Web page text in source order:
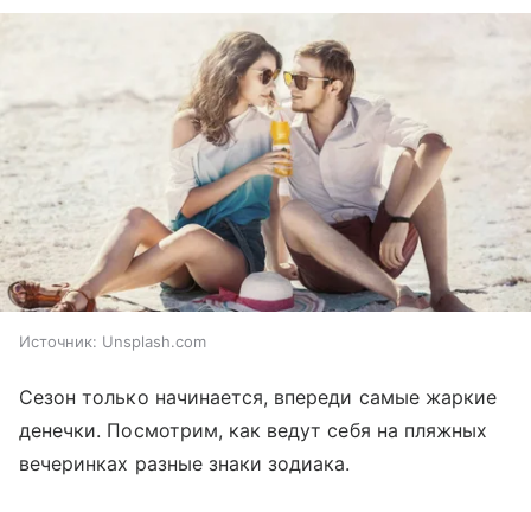
Источник: Unsplash.com
Сезон только начинается, впереди самые жаркие
денечки. Посмотрим, как ведут себя на пляжных
вечеринках разные знаки зодиака.